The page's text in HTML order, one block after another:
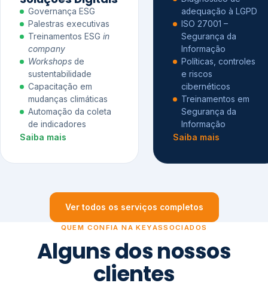
Governança ESG
Palestras executivas
Treinamentos ESG in
company
Workshops de
sustentabilidade
Capacitação em
mudanças climáticas
Automação da coleta
de indicadores
Saiba mais
adequação à LGPD
ISO 27001 –
Segurança da
Informação
Políticas, controles
e riscos
cibernéticos
Treinamentos em
Segurança da
Informação
Saiba mais
Ver todos os serviços completos
QUEM CONFIA NA KEYASSOCIADOS
Alguns dos nossos
clientes